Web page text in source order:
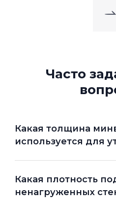
Часто
Какая толщина
используется для
Какая плотность
ненагруженных